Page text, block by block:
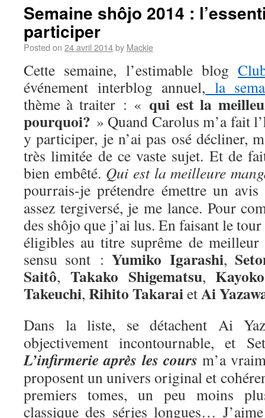
Semaine shôjo 2014 :
participer
Posted on 24 avril 2014by Mackie
Cette semaine, l’estimable blog
événement interblog annuel, la
thème à traiter : « qui est la
pourquoi? » Quand Carolus m’a fait
y participer, je n’ai pas osé décliner,
très limitée de ce vaste sujet. Et de
bien embêté. Qui est la meilleure
pourrais-je prétendre émettre un
assez tergiversé, je me lance. Pour
des shôjo que j’ai lus. En faisant le tour
éligibles au titre suprême de
sensu sont :Yumiko Igarashi,
Saitô, Takako Shigematsu,Kayoko
Takeuchi, Rihito TakaraietAi
Dans la liste, se détachent Ai
objectivement incontournable, et
L’infirmerie après les cours m’a
proposent un univers original et
premiers tomes, un peu moins
classique des séries longues…